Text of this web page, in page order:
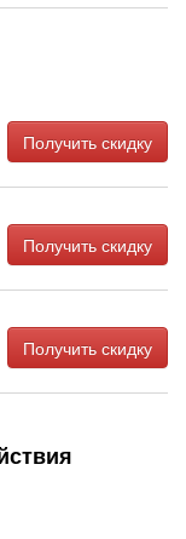
Получить скидку
Получить скидку
Получить скидку